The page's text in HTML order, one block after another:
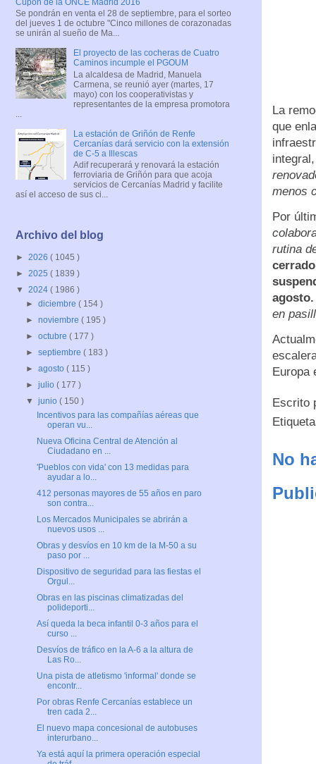
La
que
menos
Por
rutina
agosto.
en
Europa
Escrito
No
Se pondrán en venta el 28 de septiembre, para el sorteo
del jueves 1 de octubre "Cinco millones de corazonadas
se unirán al sueño de Ma...
El proyecto de las cocheras de Cuatro
Caminos incumple el PGOUM
La alcaldesa de Madrid, Manuela
Carmena, se reunió ayer (martes, 17
mayo) con los cooperativistas y
representantes de la empresa promotora
La estación de Griñón de Renfe
Cercanías dará servicio con la extensión
de C-5 a Illescas
Adif recuperará y renovará la estación
ferroviaria de Griñón para que acoja
servicios de Cercanías Madrid y facilite
así el acceso de sus ci...
Archivo del blog
► 2026 ( 1045 )
► 2025 ( 1839 )
▼ 2024 ( 1986 )
►diciembre( 154 )
►noviembre( 195 )
►octubre( 177 )
►septiembre( 183 )
►agosto( 115 )
►julio( 177 )
▼junio( 150 )
Incentivos para las compañías aéreas que
operan vu...
Nueva Oficina Central de Atención al
Ciudadano en ...
'Pueblos con vida' con 13 medidas para
ayudar a lo...
412 personas mayores de 55 años en paro
son contra...
Los Mercados Municipales se abrirán a
nuevos usos ...
Obras y desvíos en 10 km de la M-50 a su
paso por ...
Dispositivo de seguridad para las fiestas el
Orgul...
Obras en las piscinas climatizadas del
polideporti...
Así queda la beca infantil 0-3 años para el
curso ...
Desvíos de tráfico en la A-6 a la altura de
Las Ro...
Una pista de atletismo 'informal' donde se
encontr...
Por obras Renfe Cercanías establece un
tren cada 2...
El nuevo mapa concesional de autobuses
interurbano...
Ya está aquí la primera operación especial